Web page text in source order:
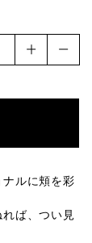
ナルに頬を彩
ば、つい見